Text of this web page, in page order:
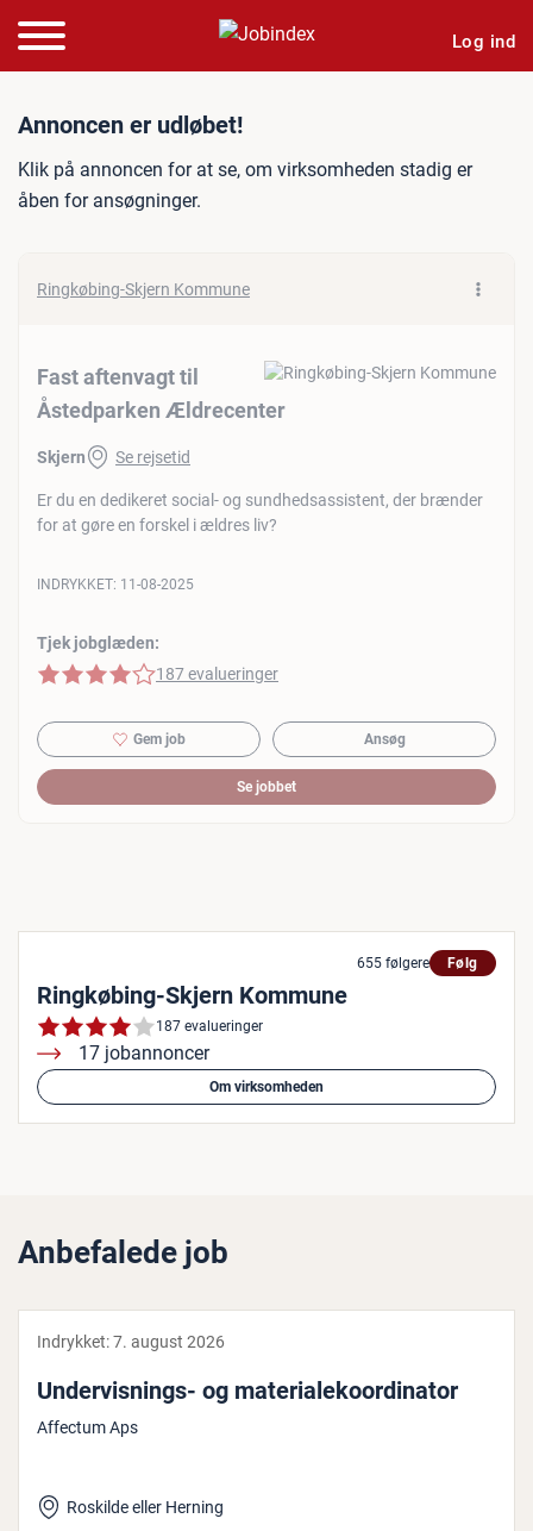
Log ind
Jobannonce: Fast
Annoncen er udløbet!
Klik på annoncen for at se, om virksomheden stadig er
åben for ansøgninger.
Ringkøbing-Skjern Kommune
Fast aftenvagt til
Åstedparken Ældrecenter
Skjern Se rejsetid
Er du en dedikeret social- og sundhedsassistent, der brænder
for at gøre en forskel i ældres liv?
Tjek jobglæden:
4 af 5 stjerner
187 evalueringer
INDRYKKET: 11-08-2025
Gem job Ansøg
Se jobbet
655 følgere Følg
Ringkøbing-Skjern Kommune
187 evalueringer
17 jobannoncer
Om virksomheden
Anbefalede job
Indrykket:7. august 2026
Un­der­vis­nings- og ma­te­ri­a­le­ko­or­di­na­tor
Affectum Aps
Roskilde eller Herning